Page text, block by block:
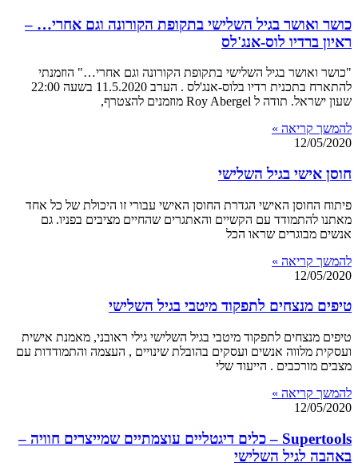
כושר ואושר בגיל השלישי בתקופת הקורונה וגם אחרי… –
ראיון ברדיו לוס-אנג'לס
"כושר ואושר בגיל השלישי בתקופת הקורונה וגם אחרי…" הוזמנתי
להתארח בתכנית רדיו בלוס-אנג'לס . הערב 11.5.2020 בשעה 22:00
שעון ישראל. תודה ל Roy Abergel מוזמנים להצטרף,
להמשך קריאה »
12/05/2020
חוסן אישי בגיל השלישי
פיתוח החוסן האישי הגדרת החוסן האישי עבורי זו היכולת של כל אחד
מאתנו להתמודד עם הקשיים והאתגרים שהחיים מציבים בפניו. גם
אנשים מבוגרים שראו הכל
להמשך קריאה »
12/05/2020
טיפים מנצחים לתפקוד מיטבי בגיל השלישי
טיפים מנצחים לתפקוד מיטבי בגיל השלישי גילי ראובני, מאמנת אישית
ועסקית מלווה אנשים ועסקים בהובלת שינויים , העצמה והתמודדות עם
מצבים מורכבים . הייעוד שלי
להמשך קריאה »
12/05/2020
Supertools – כלים דיגטליים עוצמתיים שמייצרים חוויה –
באהבה לגיל השלישי